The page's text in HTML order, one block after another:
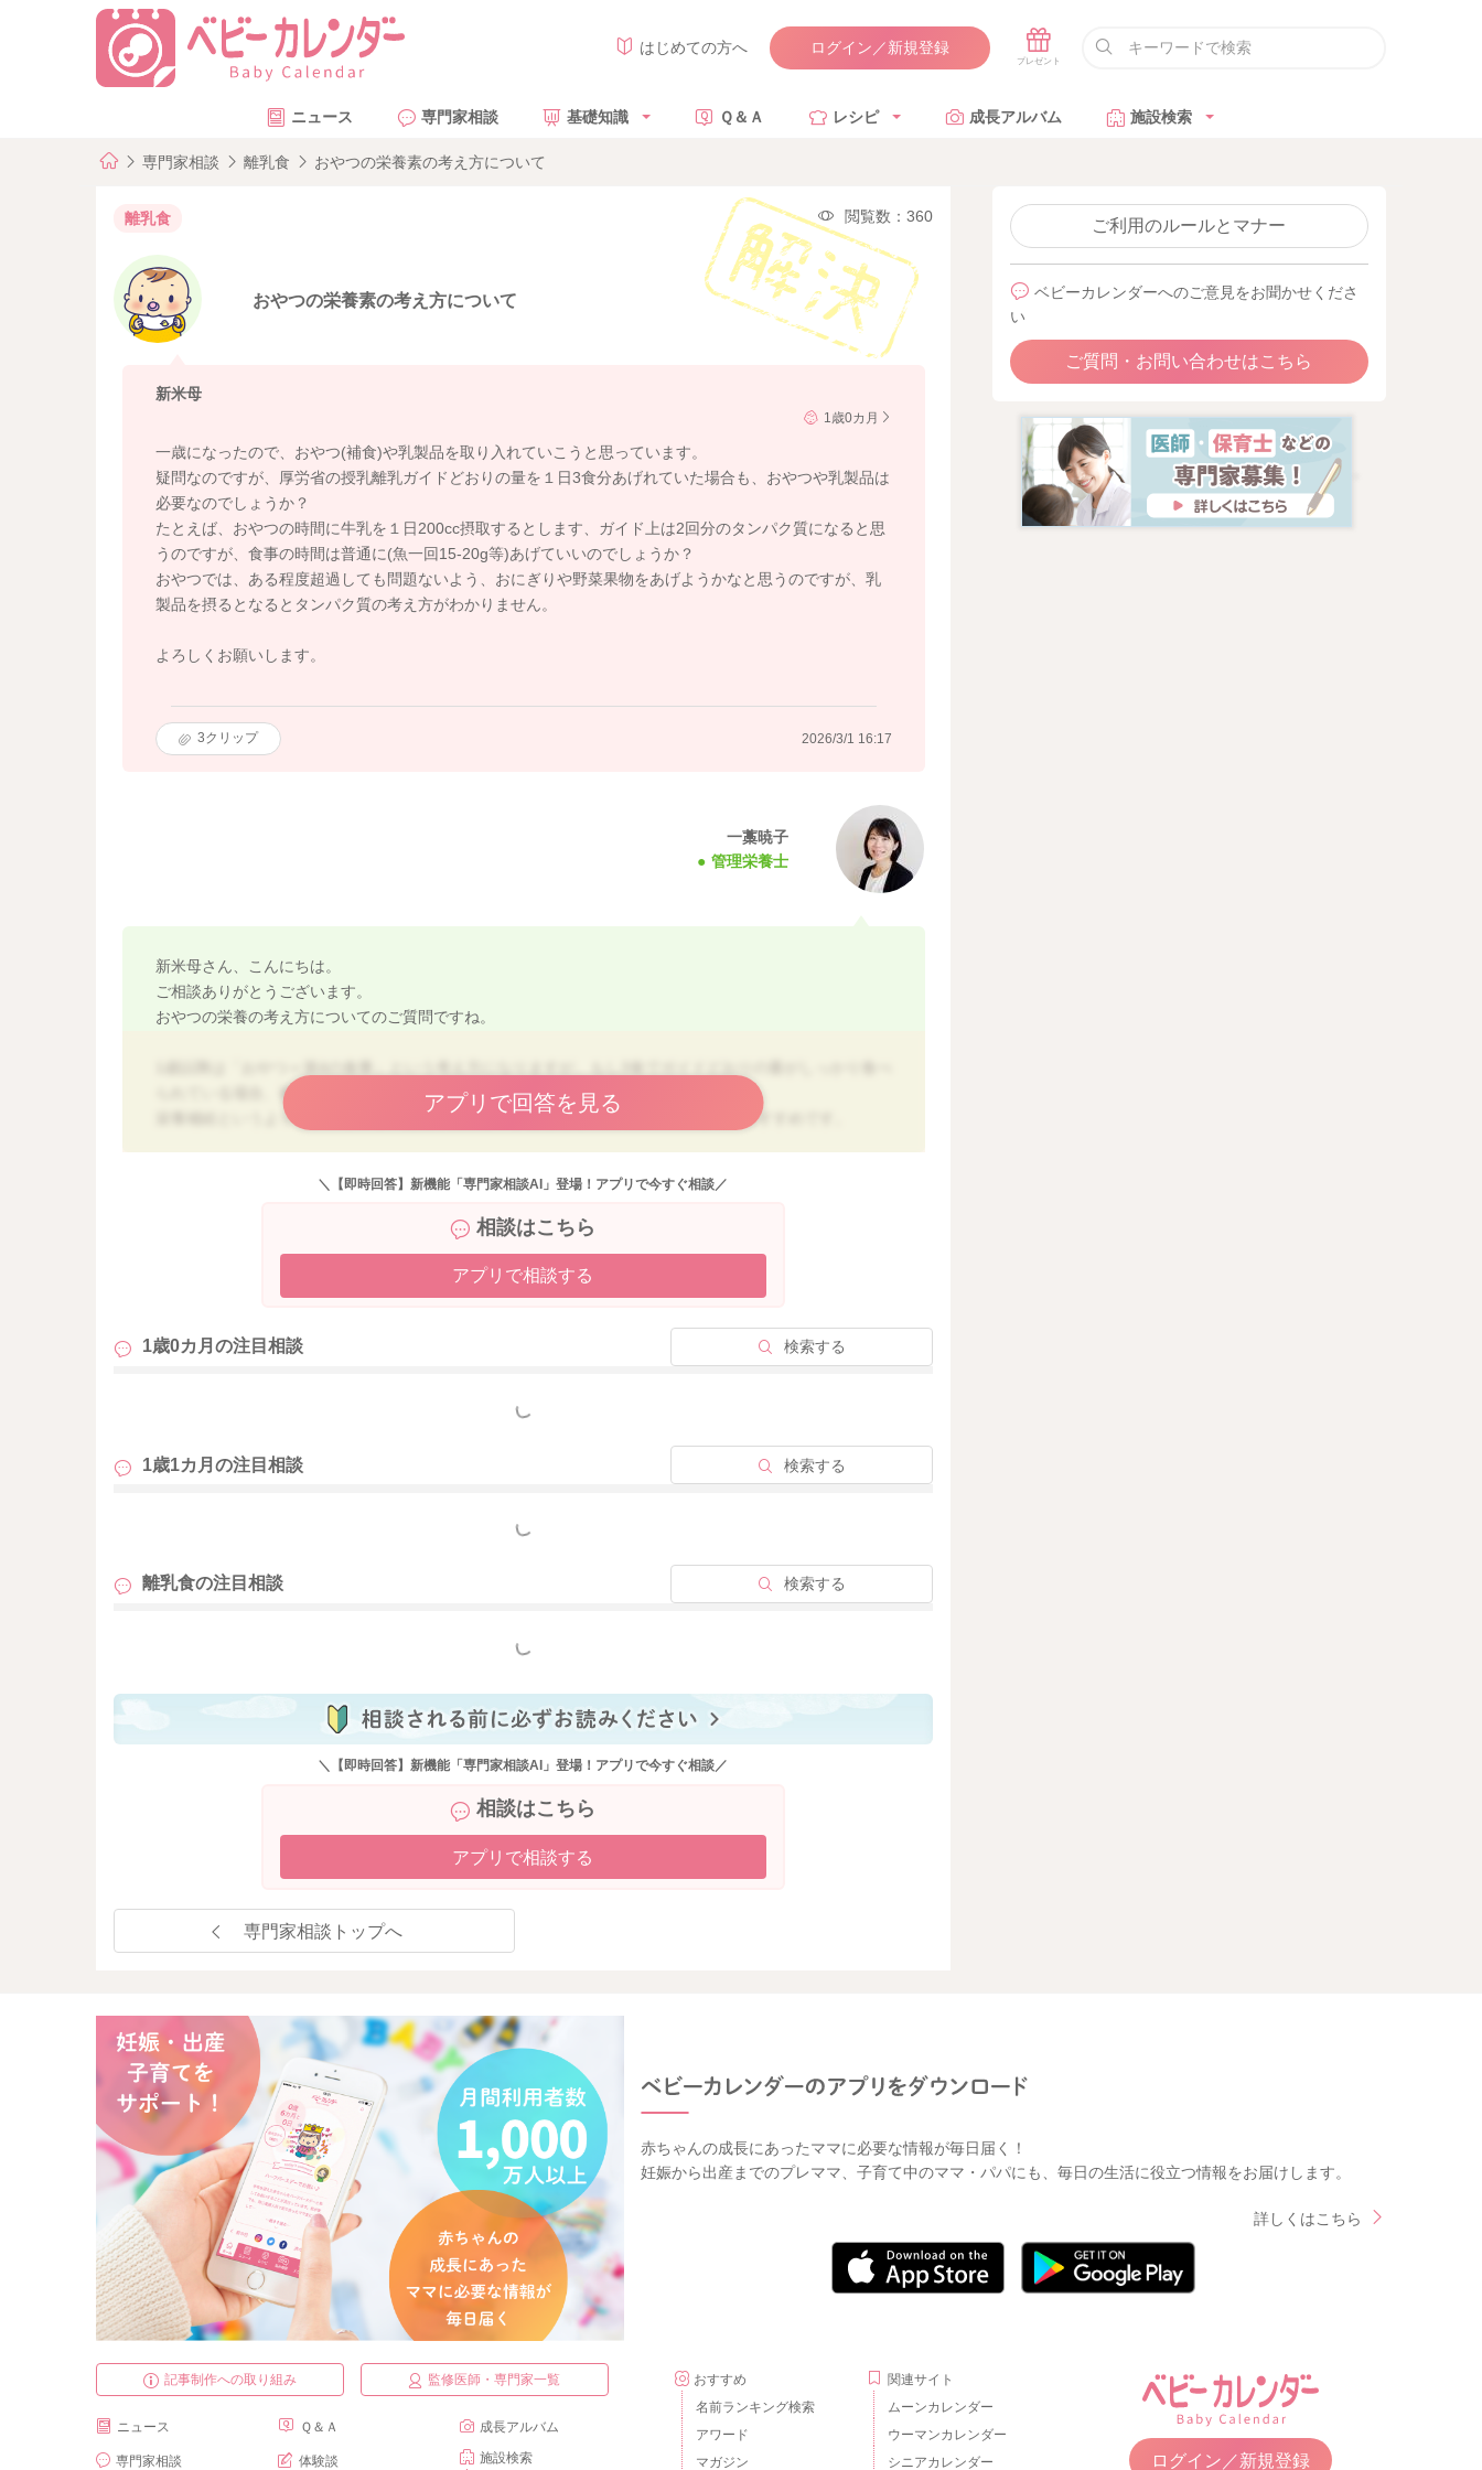
はじめての方へ ログイン／新規登録
ニュース 専門家相談 基礎知識 Ｑ＆Ａ レシピ 成長アルバム 施設検索
専門家相談 離乳食 おやつの栄養素の考え方について
離乳食 閲覧数：360
おやつの栄養素の考え方について
新米母
1歳0カ月
一歳になったので、おやつ(補食)や乳製品を取り入れていこうと思っています。
疑問なのですが、厚労省の授乳離乳ガイドどおりの量を１日3食分あげれていた場合も、おやつや乳製品は
必要なのでしょうか？
たとえば、おやつの時間に牛乳を１日200cc摂取するとします、ガイド上は2回分のタンパク質になると思
うのですが、食事の時間は普通に(魚一回15-20g等)あげていいのでしょうか？
おやつでは、ある程度超過しても問題ないよう、おにぎりや野菜果物をあげようかなと思うのですが、乳
製品を摂るとなるとタンパク質の考え方がわかりません。
よろしくお願いします。
3クリップ 2026/3/1 16:17
一藁暁子
管理栄養士
新米母さん、こんにちは。
ご相談ありがとうございます。
おやつの栄養の考え方についてのご質問ですね。
られている場合、補食は必ずしも必要ではありません。
栄養補給というよりも、エネルギー補給や生活リズムを整える目的で取り入れるのがおすすめです。
牛乳は主菜の代わりというより、カルシウムやエネルギーを補う「補助的な栄養源」として考えて大丈夫
そのため、牛乳を1日200mlほど飲んでも、食事はこれまで通りの量をあげて大丈夫です。
ありません。
スする日があってもOK、というくらいのイメージで大丈夫ですよ。
「食事＋補食」で全体のバランスを見る、というゆるやかな考え方で進めてみてくださいね。
アプリで回答を見る
＼【即時回答】新機能「専門家相談AI」登場！アプリで今すぐ相談／
相談はこちら
アプリで相談する
1歳0カ月の注目相談 検索する
もっと見る
1歳1カ月の注目相談 検索する
もっと見る
離乳食の注目相談 検索する
もっと見る
＼【即時回答】新機能「専門家相談AI」登場！アプリで今すぐ相談／
相談はこちら
アプリで相談する
専門家相談トップへ
ご利用のルールとマナー
ベビーカレンダーへのご意見をお聞かせくださ
い
ご質問・お問い合わせはこちら
赤ちゃんの成長にあったママに必要な情報が毎日届く！
妊娠から出産までのプレママ、子育て中のママ・パパにも、毎日の生活に役立つ情報をお届けします。
詳しくはこちら
記事制作への取り組み 監修医師・専門家一覧
ニュース
専門家相談
Ｑ＆Ａ
体験談
成長アルバム
施設検索
おすすめ
名前ランキング検索
アワード
マガジン
関連サイト
ムーンカレンダー
ウーマンカレンダー
シニアカレンダー
ログイン／新規登録